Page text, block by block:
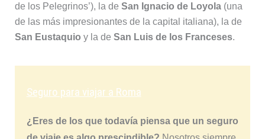
de los Pelegrinos’), la de San Ignacio de Loyola(una
de las más impresionantes de la capital italiana), la de
San Eustaquio y la de San Luis de los Franceses.
Seguro para viajar a Roma
¿Eres de los que todavía piensa que un seguro